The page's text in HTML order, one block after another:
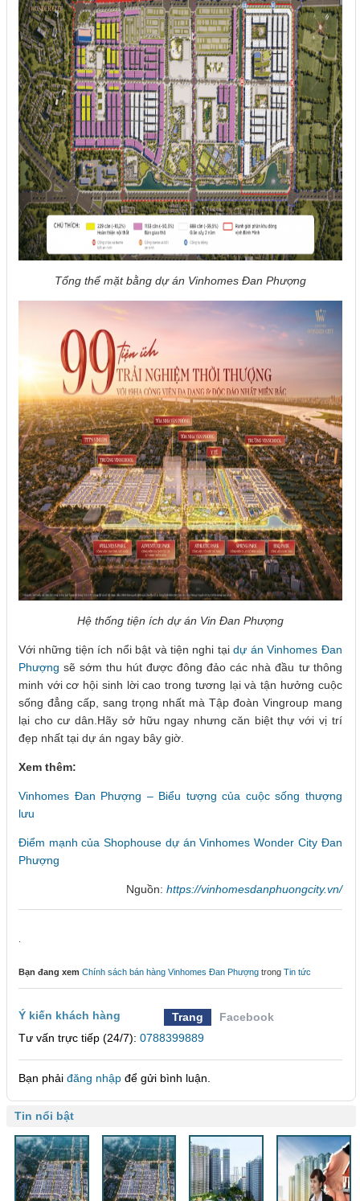
Tổng thể mặt bằng dự án Vinhomes Đan Phượng
Hệ thống tiện ích dự án Vin Đan Phượng
Với những tiện ích nổi bật và tiện nghi tạidự án Vinhomes Đan
Phượng sẽ sớm thu hút được đông đảo các nhà đầu tư thông
minh với cơ hội sinh lời cao trong tương lại và tận hưởng cuộc
sống đẳng cấp, sang trọng nhất mà Tập đoàn Vingroup mang
lại cho cư dân.Hãy sở hữu ngay nhưng căn biệt thự với vị trí
đẹp nhất tại dự án ngay bây giờ.
Xem thêm:
Vinhomes Đan Phượng – Biểu tượng của cuộc sống thượng
lưu
Điểm mạnh của Shophouse dự án Vinhomes Wonder City Đan
Phượng
Nguồn: https://vinhomesdanphuongcity.vn/
Bạn đang xem Chính sách bán hàng Vinhomes Đan Phượng trong Tin tức
Ý kiến khách hàng Trang
Facebook
Tư vấn trực tiếp (24/7): 0788399889
Bạn phải đăng nhập để gửi bình luận.
Tin nổi bật